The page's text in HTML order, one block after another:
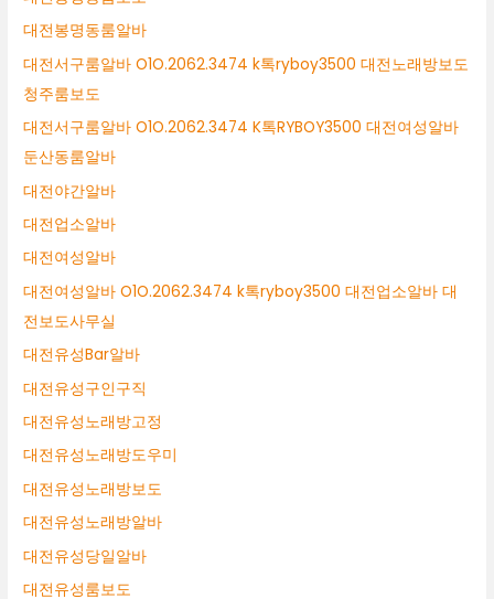
대전봉명동룸알바
대전서구룸알바 O1O.2062.3474 k톡ryboy3500 대전노래방보도
청주룸보도
대전서구룸알바 O1O.2062.3474 K톡RYBOY3500 대전여성알바
둔산동룸알바
대전야간알바
대전업소알바
대전여성알바
대전여성알바 O1O.2062.3474 k톡ryboy3500 대전업소알바 대
전보도사무실
대전유성Bar알바
대전유성구인구직
대전유성노래방고정
대전유성노래방도우미
대전유성노래방보도
대전유성노래방알바
대전유성당일알바
대전유성룸보도